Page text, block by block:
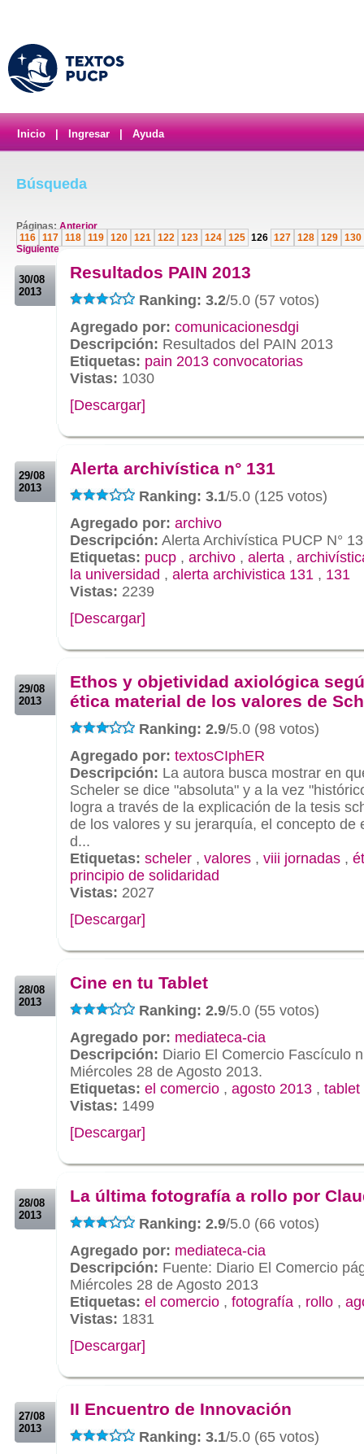
Inicio Ingresar Ayuda
Búsqueda
Páginas:Anterior
116 117 118 119 120 121 122 123 124 125 126 127 128 129 130
Siguiente
30/08
2013
.
Resultados PAIN 2013
Ranking: 3.2/5.0 (57 votos)
Agregado por: comunicacionesdgi
Descripción: Resultados del PAIN 2013
Etiquetas: pain 2013 convocatorias
Vistas: 1030
[Descargar]
29/08
2013
Alerta archivística n° 131
Ranking: 3.1/5.0 (125 votos)
Agregado por: archivo
Descripción: Alerta Archivística PUCP N°
Etiquetas: pucp , archivo , alerta ,
la universidad , alerta archivistica 131 , 131
Vistas: 2239
[Descargar]
29/08
2013
Ethos y objetividad axiológica
ética material de los valores de
Ranking: 2.9/5.0 (98 votos)
Agregado por: textosCIphER
Descripción: La autora busca mostrar en
Scheler se dice "absoluta" y a la vez
logra a través de la explicación de la tesis
de los valores y su jerarquía, el concepto de
d...
Etiquetas: scheler , valores , viii jornadas ,
principio de solidaridad
Vistas: 2027
[Descargar]
28/08
2013
Cine en tu Tablet
Ranking: 2.9/5.0 (55 votos)
Agregado por: mediateca-cia
Descripción: Diario El Comercio Fascículo
Miércoles 28 de Agosto 2013.
Etiquetas: el comercio , agosto 2013 , tablet
Vistas: 1499
[Descargar]
28/08
2013
La última fotografía a rollo por
Ranking: 2.9/5.0 (66 votos)
Agregado por: mediateca-cia
Descripción: Fuente: Diario El Comercio
Miércoles 28 de Agosto 2013
Etiquetas: el comercio , fotografía , rollo ,
Vistas: 1831
[Descargar]
27/08
2013
II Encuentro de Innovación
Ranking: 3.1/5.0 (65 votos)